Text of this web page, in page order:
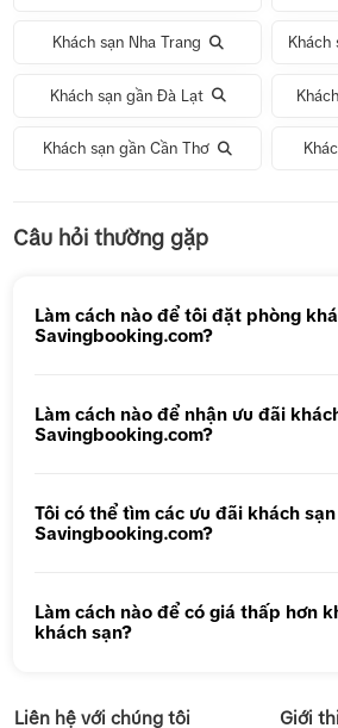
Khách sạn Nha Trang Khách
Khách sạn gần Đà Lạt
Khách sạn gần Cần Thơ
Tour 5N4Đ Hà Nội – Bali –
Tour 1 Ngày Động Phong
Câu hỏi thường gặp
Làm cách nào để tôi đặt phòng
Savingbooking.com?
Làm cách nào để nhận ưu đãi
Savingbooking.com?
Tôi có thể tìm các ưu đãi khách
Savingbooking.com?
Làm cách nào để có giá thấp hơn
khách sạn?
Liên hệ với chúng tôi Giới